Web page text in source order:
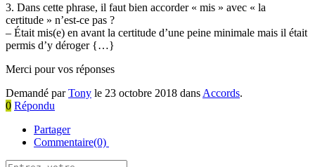
3. Dans cette phrase, il faut bien accorder « mis » avec « la
certitude » n’est-ce pas ?
– Était mis(e) en avant la certitude d’une peine minimale mais il était
permis d’y déroger {…}
Merci pour vos réponses
Demandé parTony le 23 octobre 2018 dans Accords.
0 Répondu
Partager
Commentaire(0)